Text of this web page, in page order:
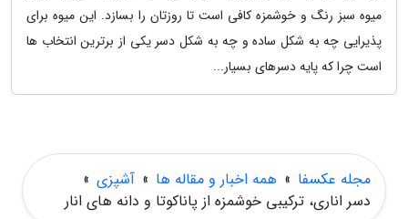
میوه سبز رنگ و خوشمزه کافی است تا روزتان را بسازد. این میوه برای
پذیرایی چه به شکل ساده و چه به شکل دسر یکی از برترین انتخاب ها
است چرا که پایه دسرهای بسیار...
مجله عکسفا » همه اخبار و مقاله ها » آشپزی »
دسر اناری، ترکیبی خوشمزه از پاناکوتا و دانه های انار